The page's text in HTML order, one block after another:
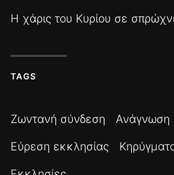
Η χάρις του Κυρίου σε
TAGS
Ζωντανή σύνδεση Ανάγνωση
Εύρεση εκκλησίας